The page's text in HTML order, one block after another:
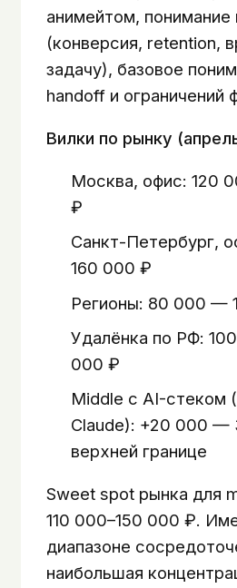
анимейтом, понимание
(конверсия, retention,
задачу), базовое
handoff и ограничений
Вилки по рынку
Москва, офис: 120
₽
Санкт-Петербург,
160 000 ₽
Регионы: 80 000 —
Удалёнка по РФ:
000 ₽
Middle с AI-стеком
Claude): +20 000 —
верхней границе
Sweet spot рынка для
110 000–150 000 ₽.
диапазоне
наибольшая